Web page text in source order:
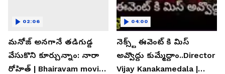
మనోజ్ అనగానే తడిగుడ్డ
వేసుకొని కూర్చున్నాం: నారా
రోహిత్ | Bhairavam movie |
02:06
నెక్స్ట్ ఈవెంట్ కి మిస్
అవ్వొద్దు కుమ్మేద్దాం..Director
Vijay Kanakamedala |
04:00